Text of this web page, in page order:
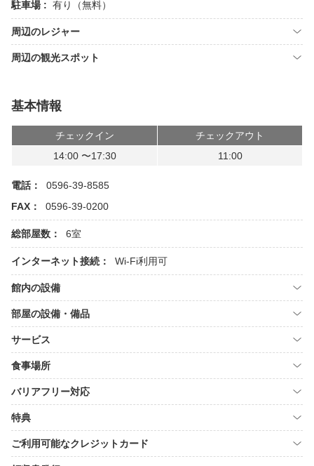
駐車場 : 有り（無料）
周辺のレジャー
周辺の観光スポット
基本情報
チェックイン
チェックアウト
14:00 〜17:30
11:00
電話：
0596-39-8585
FAX：
0596-39-0200
総部屋数： 6室
インターネット接続： Wi-Fi利用可
館内の設備
部屋の設備・備品
サービス
食事場所
バリアフリー対応
特典
ご利用可能なクレジットカード